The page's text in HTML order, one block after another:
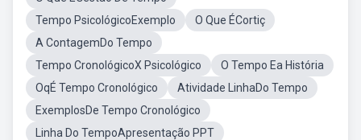
Tempo PsicológicoExemplo
O Que ÉCortiç
A ContagemDo Tempo
Tempo CronológicoX Psicológico
O Tempo Ea História
OqÉ Tempo Cronológico
Atividade LinhaDo Tempo
ExemplosDe Tempo Cronológico
Linha Do TempoApresentação PPT